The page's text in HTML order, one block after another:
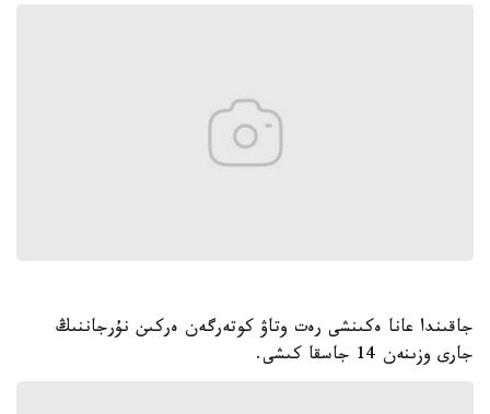
جاقىندا عانا ەكىنشى رەت وتاۋ كوتەرگەن ەركىن نۇرجاننىڭ
جارى وزىنەن 14 جاسقا كىشى.